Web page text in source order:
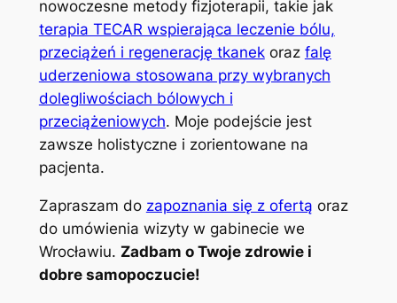
nowoczesne metody fizjoterapii, takie jak
terapia TECAR wspierająca leczenie bólu,
przeciążeń i regenerację tkanekoraz falę
uderzeniowa stosowana przy wybranych
dolegliwościach bólowych i
przeciążeniowych. Moje podejście jest
zawsze holistyczne i zorientowane na
pacjenta.
Zapraszam do zapoznania się z ofertą oraz
do umówienia wizyty w gabinecie we
Wrocławiu. Zadbam o Twoje zdrowie i
dobre samopoczucie!